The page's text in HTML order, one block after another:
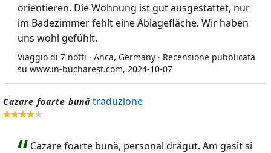
orientieren. Die Wohnung ist gut ausgestattet, nur
im Badezimmer fehlt eine Ablagefläche. Wir haben
uns wohl gefühlt.
Viaggio di 7 notti · Anca, Germany · Recensione pubblicata
su www.in-bucharest.com, 2024-10-07
Cazare foarte bună traduzione
Cazare foarte bună, personal drăgut. Am gasit si